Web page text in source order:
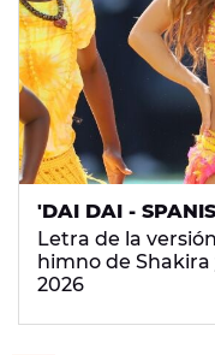
'DAI DAI -
Letra de la
himno de
2026